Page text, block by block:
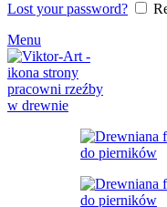
Lost your password?
Menu